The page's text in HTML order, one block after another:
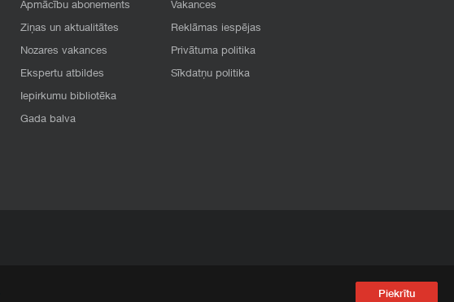
Apmācību abonements
Ziņas un aktualitātes
Nozares vakances
Ekspertu atbildes
Iepirkumu bibliotēka
Gada balva
Vakances
Reklāmas iespējas
Privātuma politika
Sīkdatņu politika
Piekrītu